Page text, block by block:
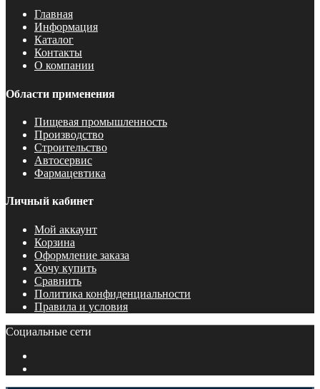
Главная
Информация
Каталог
Контакты
О компании
Области применения
Пищевая промышленность
Производство
Строительство
Автосервис
Фармацевтика
Личный кабинет
Мой аккаунт
Корзина
Оформление заказа
Хочу купить
Сравнить
Политика конфиденциальности
Правила и условия
Социальные сети